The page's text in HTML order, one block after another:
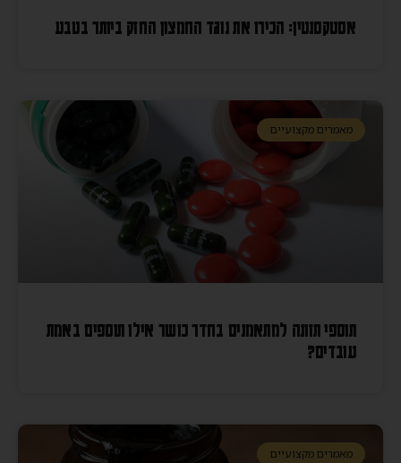
אסטקסנטין: הכירו את נוגד החמצון החזק ביותר בטבע
מאמרים מקצועיים
תוספי תזונה למתאמנים בחדר כושר אילו תוספים באמת
עובדים?
מאמרים מקצועיים